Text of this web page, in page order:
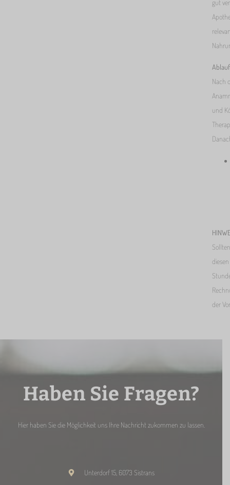
gut
Nach
und
der
Haben Sie Fragen?
Hier haben Sie die Möglichkeit uns Ihre Nachricht zukommen zu lassen.
Unterdorf 15, 6073 Sistrans